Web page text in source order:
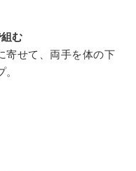
む
寄せて、両手を体の下